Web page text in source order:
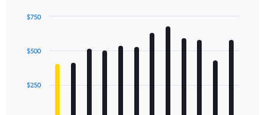
displaying
with
12
The
$250
$500
$750